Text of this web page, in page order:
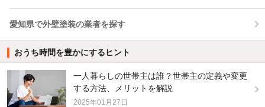
愛知県で外壁塗装の業者を探す
おうち時間を豊かにするヒント
一人暮らしの世帯主は誰？世帯主の定義や変更
する方法、メリットを解説
2025年01月27日